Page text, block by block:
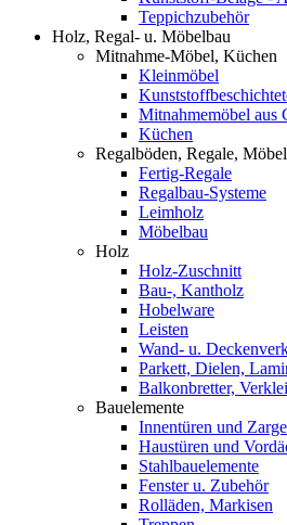
Teppichzubehör
Holz, Regal- u. Möbelbau
Mitnahme-Möbel, Küchen
Kleinmöbel
Mitnahmemöbel aus
Küchen
Regalböden, Regale,
Fertig-Regale
Regalbau-Systeme
Leimholz
Möbelbau
Holz
Holz-Zuschnitt
Bau-, Kantholz
Hobelware
Leisten
Wand- u.
Parkett, Dielen,
Balkonbretter,
Bauelemente
Innentüren und
Haustüren und
Stahlbauelemente
Fenster u. Zubehör
Rolläden, Markisen